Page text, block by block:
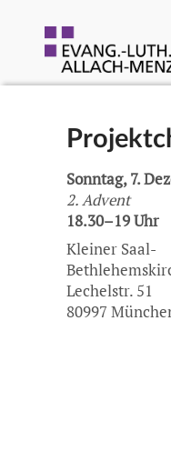
Sonntag, 7.
2. Advent
18.30–19 Uhr
Kleiner Saal-
Lechelstr. 51
80997